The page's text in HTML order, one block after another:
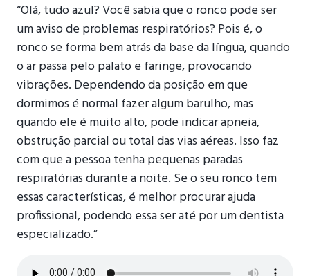
“Olá, tudo azul? Você sabia que o ronco pode ser
um aviso de problemas respiratórios? Pois é, o
ronco se forma bem atrás da base da língua, quando
o ar passa pelo palato e faringe, provocando
vibrações. Dependendo da posição em que
dormimos é normal fazer algum barulho, mas
quando ele é muito alto, pode indicar apneia,
obstrução parcial ou total das vias aéreas. Isso faz
com que a pessoa tenha pequenas paradas
respiratórias durante a noite. Se o seu ronco tem
essas características, é melhor procurar ajuda
profissional, podendo essa ser até por um dentista
especializado.”